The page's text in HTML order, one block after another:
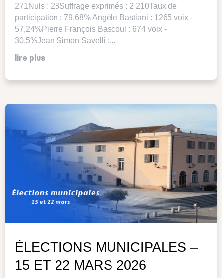
271Nuls : 28Suffrage exprimés : 2 210Taux de
participation : 79,68% Angèle Bastiani : 1265 voix -
57,24%Pierre François Bascoul : 674 voix -
30,5%Jean Simon Savelli :...
lire plus
ÉLECTIONS MUNICIPALES –
15 ET 22 MARS 2026